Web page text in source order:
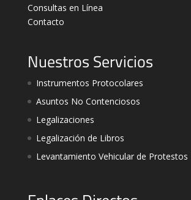
Consultas en Línea
Contacto
Nuestros Servicios
Instrumentos Protocolares
Asuntos No Contenciosos
Legalizaciones
Legalización de Libros
Levantamiento Vehicular de Protestos